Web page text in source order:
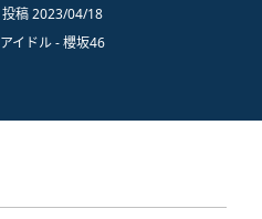
投稿2023/04/18
アイドル - 櫻坂46